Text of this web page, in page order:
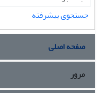
جستجوی پیشرفته
صفحه اصلی
مرور